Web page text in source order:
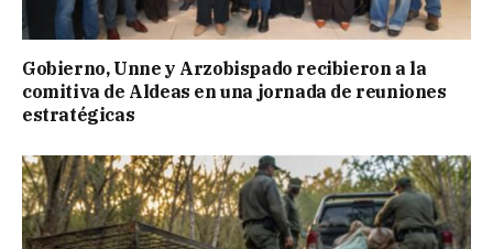
Gobierno, Unne y Arzobispado recibieron a la
comitiva de Aldeas en una jornada de reuniones
estratégicas